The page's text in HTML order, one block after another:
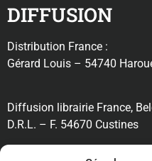
DIFFUSION
Distribution France :
Gérard Louis – 54740
Diffusion librairie France,
D.R.L. – F. 54670 Custines